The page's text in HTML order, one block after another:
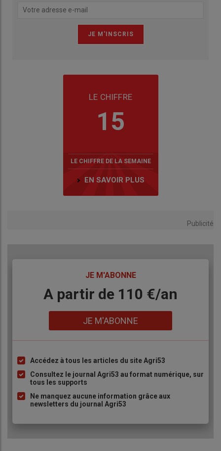
LE CHIFFRE
15
LE CHIFFRE DE LA SEMAINE
EN SAVOIR PLUS
Publicité
JE M'ABONNE
BodyA partir de 110 €/an
JE M'ABONNE
Liste
à
puce
Accédez à tous les articles du site Agri53
Consultez le journal Agri53 au format numérique, sur
tous les supports
Ne manquez aucune information grâce aux
newsletters du journal Agri53